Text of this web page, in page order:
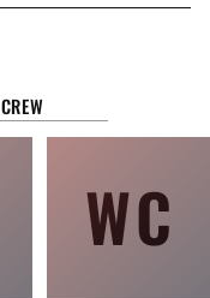
CREW
WC